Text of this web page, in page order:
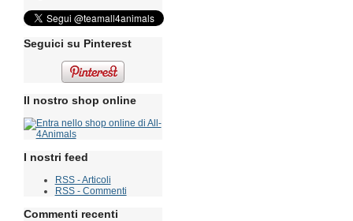
Seguici su Pinterest
Il nostro shop online
I nostri feed
RSS - Articoli
RSS - Commenti
Commenti recenti